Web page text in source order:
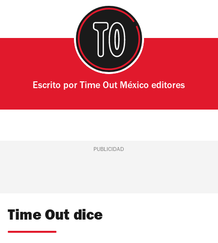
Escrito por Time Out México editores
PUBLICIDAD
Time Out dice